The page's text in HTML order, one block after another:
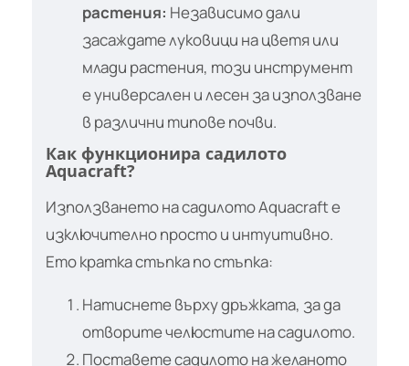
растения: Независимо дали
засаждате луковици на цветя или
млади растения, този инструмент
е универсален и лесен за използване
в различни типове почви.
Как функционира садилото
Aquacraft?
Използването на садилото Aquacraft е
изключително просто и интуитивно.
Ето кратка стъпка по стъпка:
Натиснете върху дръжката, за да
отворите челюстите на садилото.
Поставете садилото на желаното